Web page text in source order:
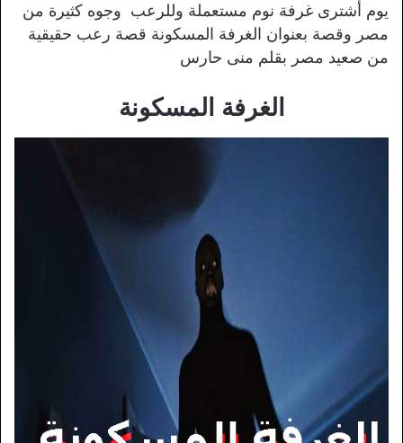
يوم أشترى غرفة نوم مستعملة وللرعب وجوه كثيرة من
مصر وقصة بعنوان الغرفة المسكونة قصة رعب حقيقية
من صعيد مصر بقلم منى حارس
الغرفة المسكونة